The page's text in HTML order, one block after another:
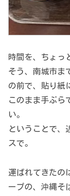
時間を、ちょっ
そう、南城市ま
の前で、貼り紙
このまま手ぶら
い。
ということで、
スで。
運ばれてきたの
ープの、沖縄そ